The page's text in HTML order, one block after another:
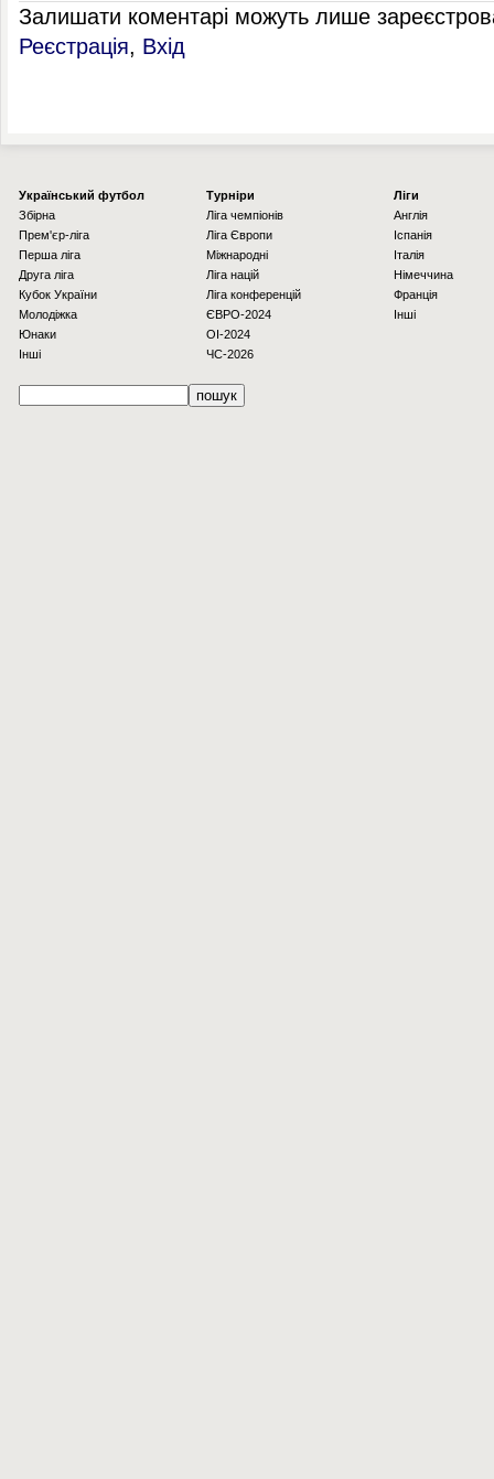
Залишати коментарі можуть лише
Реєстрація, Вхід
Українcький футбол
Збірна
Прем'єр-ліга
Перша ліга
Друга ліга
Кубок України
Молодіжка
Юнаки
Інші
Турніри
Ліга чемпіонів
Ліга Європи
Міжнародні
Ліга націй
Ліга конференцій
ЄВРО-2024
OI-2024
ЧС-2026
Ліги
Англія
Іспанія
Італія
Німеччина
Франція
Інші